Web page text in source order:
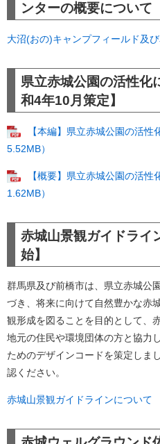
ンターの概要について
大沼(おの)キャンプフィールド及
県立赤城公園の活性化
和4年10月策定】
【本編】県立赤城公園の活性
5.52MB）
【概要】県立赤城公園の活性
1.62MB）
赤城山景観ガイドライ
始】
群馬県及び前橋市は、県立赤城公
づき、将来に向けて自然豊かな赤
観形成を図ることを目的として、
地元の住民や環境団体の方と協力
ためのデザインコードを策定しま
認ください。
赤城山景観ガイドラインについて